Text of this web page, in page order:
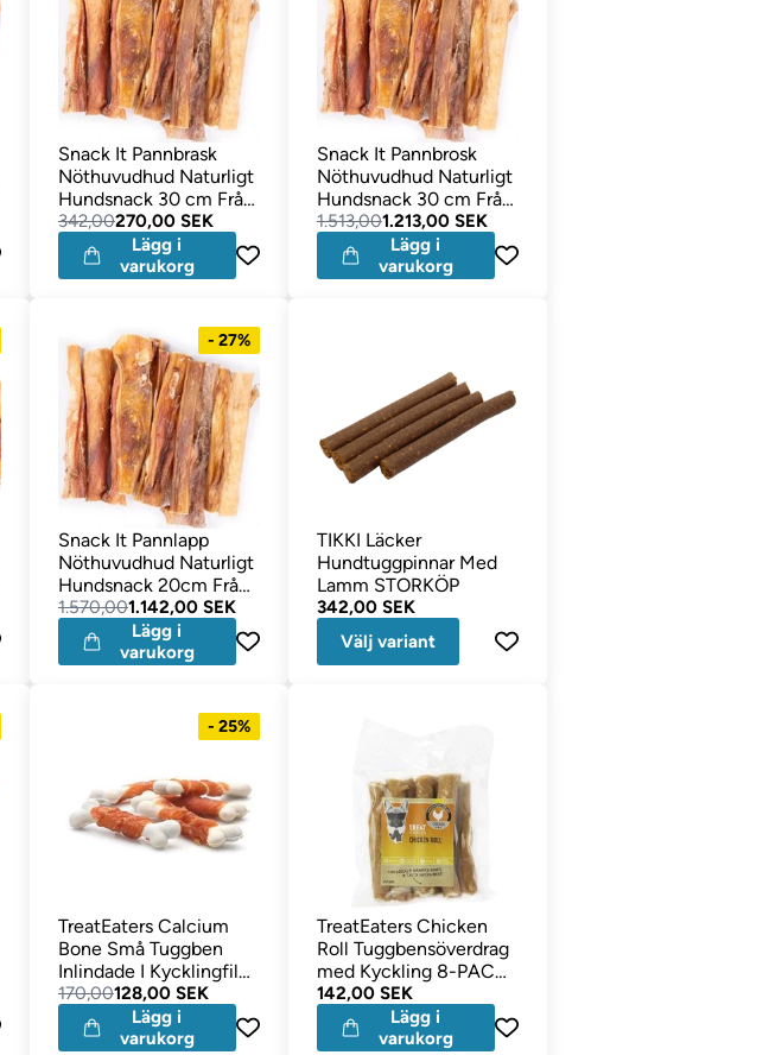
Snack It Pannbrask
Nöthuvudhud Naturligt
Hundsnack 30 cm Från
EU 1 kg
342,00270,00 SEK
Lägg i
varukorg
Snack It Pannbrosk
Nöthuvudhud Naturligt
Hundsnack 30 cm Från
EU 5 kg
1.513,001.213,00 SEK
Lägg i
varukorg
- 27%
Snack It Pannlapp
Nöthuvudhud Naturligt
Hundsnack 20cm Från
EU 5 kg
1.570,001.142,00 SEK
Lägg i
varukorg
TIKKI Läcker
Hundtuggpinnar Med
Lamm STORKÖP
342,00 SEK
Välj variant
- 25%
TreatEaters Calcium
Bone Små Tuggben
Inlindade I Kycklingfilé
375g
170,00128,00 SEK
Lägg i
varukorg
TreatEaters Chicken
Roll Tuggbensöverdrag
med Kyckling 8-PACK
350gr
142,00 SEK
Lägg i
varukorg